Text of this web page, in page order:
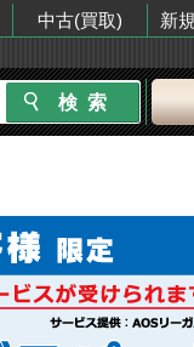
中古(買取) 新